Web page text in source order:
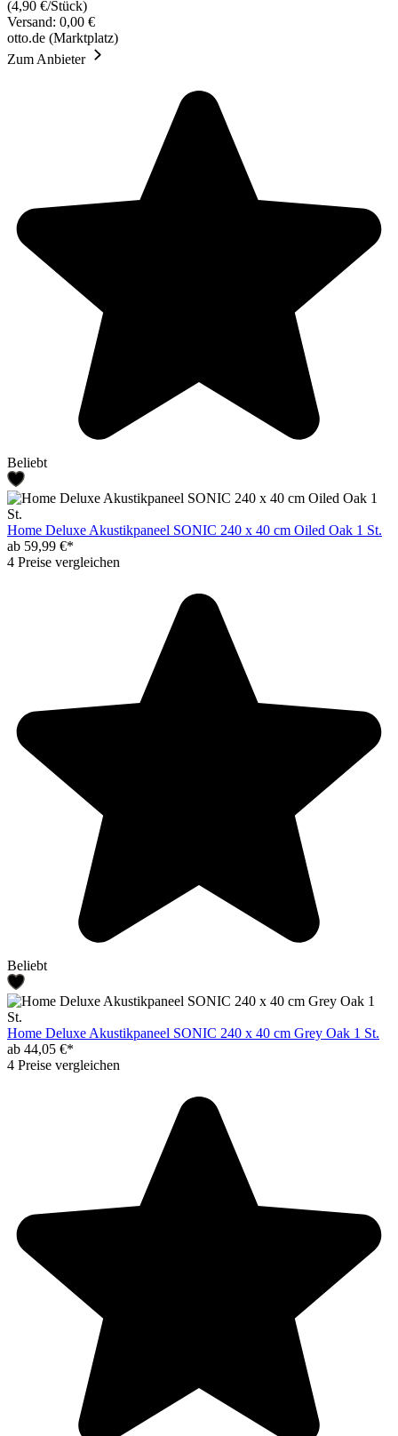
(4,90 €/Stück)
Versand: 0,00 €
otto.de (Marktplatz)
Zum Anbieter
Beliebt
Home Deluxe Akustikpaneel SONIC 240 x 40 cm Oiled Oak 1 St.
ab 59,99 €*
4 Preise vergleichen
Beliebt
Home Deluxe Akustikpaneel SONIC 240 x 40 cm Grey Oak 1 St.
ab 44,05 €*
4 Preise vergleichen